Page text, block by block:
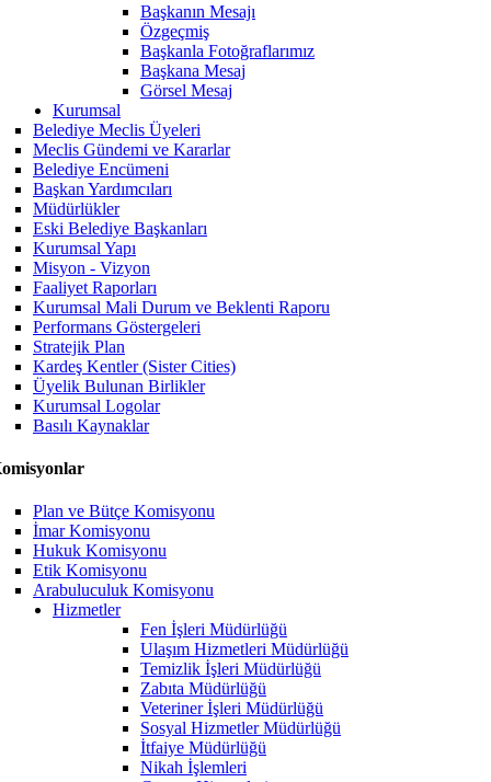
Başkanın Mesajı
Özgeçmiş
Başkanla Fotoğraflarımız
Başkana Mesaj
Görsel Mesaj
Kurumsal
Belediye Meclis Üyeleri
Meclis Gündemi ve Kararlar
Belediye Encümeni
Başkan Yardımcıları
Müdürlükler
Eski Belediye Başkanları
Kurumsal Yapı
Misyon - Vizyon
Faaliyet Raporları
Kurumsal Mali Durum ve Beklenti Raporu
Performans Göstergeleri
Stratejik Plan
Kardeş Kentler (Sister Cities)
Üyelik Bulunan Birlikler
Kurumsal Logolar
Basılı Kaynaklar
Plan ve Bütçe Komisyonu
İmar Komisyonu
Hukuk Komisyonu
Etik Komisyonu
Arabuluculuk Komisyonu
Hizmetler
Fen İşleri Müdürlüğü
Ulaşım Hizmetleri Müdürlüğü
Temizlik İşleri Müdürlüğü
Zabıta Müdürlüğü
Veteriner İşleri Müdürlüğü
Sosyal Hizmetler Müdürlüğü
İtfaiye Müdürlüğü
Nikah İşlemleri